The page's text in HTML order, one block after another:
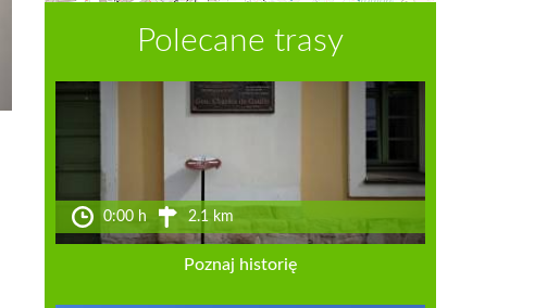
Polecane trasy
0:00 h 2.1 km
Poznaj historię